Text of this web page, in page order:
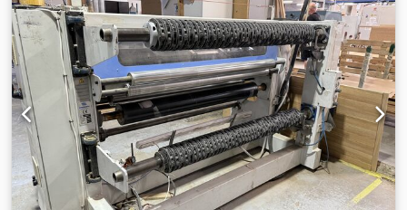
z dołu 2 rolki ciągnące metalowe, gładkie silnik 0,55kW
wymiary dł/szer/wys 1400x550x1500mm waga 205kg –
produkcji niemieckiej – niemalowana – dokumentacja DTR
– stan bardzo dobry – zszywarka używana Cena netto: 6900
PLN Cena netto: 1640 EUR w zależności od ceny 4,2 EUR
(Ceny mogą się zmieniać wraz z wyższymi wahaniami)
Dkjdpfjzhu Nmjx Am Aor